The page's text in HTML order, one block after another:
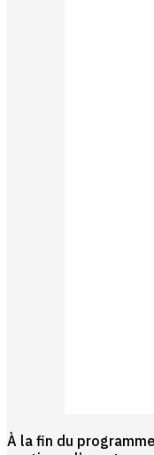
À la fin du